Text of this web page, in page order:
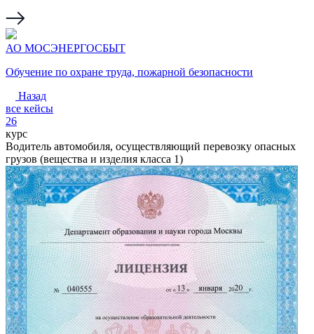
АО МОСЭНЕРГОСБЫТ
Обучение по охране труда, пожарной безопасности
Назад
все кейсы
26
курс
Водитель автомобиля, осуществляющий перевозку опасных
грузов (вещества и изделия класса 1)